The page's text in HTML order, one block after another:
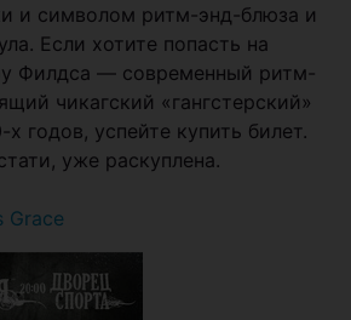
и символом ритм-энд-блюза и
Если хотите попасть на
Филдса — современный ритм-
чикагский «гангстерский»
годов, успейте купить билет.
уже раскуплена.
Grace